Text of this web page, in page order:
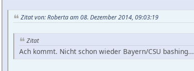
Zitat von: Roberta am 08. Dezember 2014, 09:03:19
Zitat
Ach kommt. Nicht schon wieder Bayern/CSU bashing...